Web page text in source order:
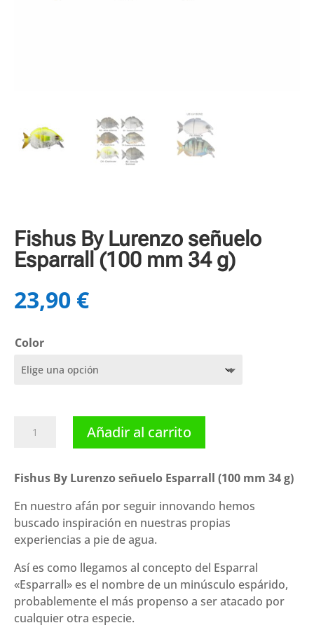
Fishus By Lurenzo señuelo
Esparrall (100 mm 34 g)
23,90 €
Color
señuelo
(100
mm
34
cantidad
Añadir al carrito
Fishus By Lurenzo señuelo Esparrall (100 mm 34 g)
En nuestro afán por seguir innovando hemos
buscado inspiración en nuestras propias
experiencias a pie de agua.
Así es como llegamos al concepto del Esparral
«Esparrall» es el nombre de un minúsculo espárido,
probablemente el más propenso a ser atacado por
cualquier otra especie.